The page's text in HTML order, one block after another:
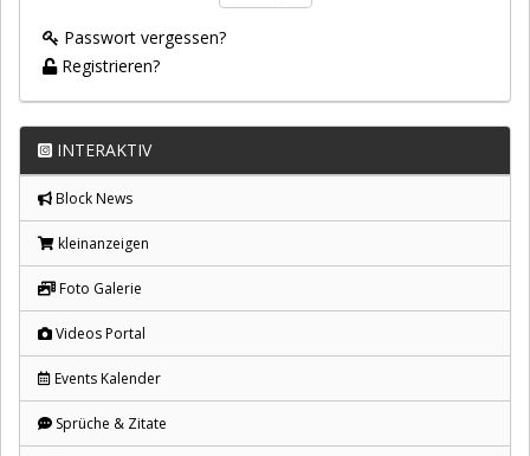
Passwort vergessen?
Registrieren?
INTERAKTIV
Block News
kleinanzeigen
Foto Galerie
Videos Portal
Events Kalender
Sprüche & Zitate